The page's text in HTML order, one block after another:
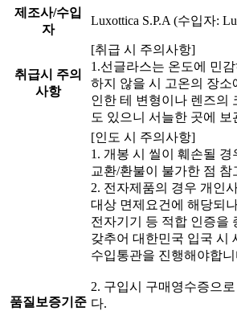
제조사/수입
자
Luxottica S.P.A (수입자:
취급시 주의
사항
[취급 시 주의사항]
1.선글라스는 온도에 민
하지 않을 시 고온의 장소
인한 테 변형이나 렌즈의
도 있으니 서늘한 곳에
품질보증기준
[인도 시 주의사항]
1. 개봉 시 씰이 훼손될
교환/환불이 불가한 점 참
2. 전자제품의 경우 개인
대상 면제요건에 해당되
전자기기 등 적합 인증을
갖추어 대한민국 입국 시
수입통관을 진행해야합니
2. 구입시 구매영수증으
다.